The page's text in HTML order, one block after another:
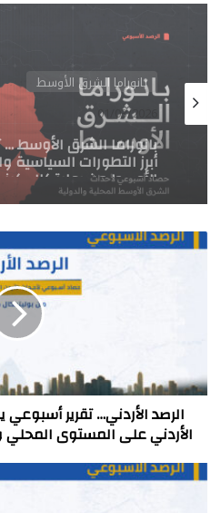
بانوراما الشرق الأوسط
01/03/2026
بانوراما الشرق الأوسط …
أبرز التطورات
الأوسط من بوليتكال كيز
بانوراما الشرق الأوسط
23/02/2026
بانوراما الشرق الأوسط
أبرز التطورات السياسية
الأوسط من بوليتكال كيز
الرصد
المشهد
الأردني
المستوى
المحلي
والدولي
من
الرصد الأردني… تقرير
الأردني على المستوى المحلي
بانوراما